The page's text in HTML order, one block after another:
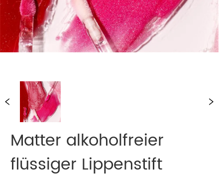
Matter alkoholfreier
flüssiger Lippenstift